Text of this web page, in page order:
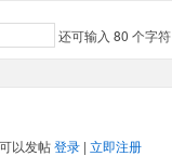
还可输入 80 个字符
以发帖登录| 立即注册